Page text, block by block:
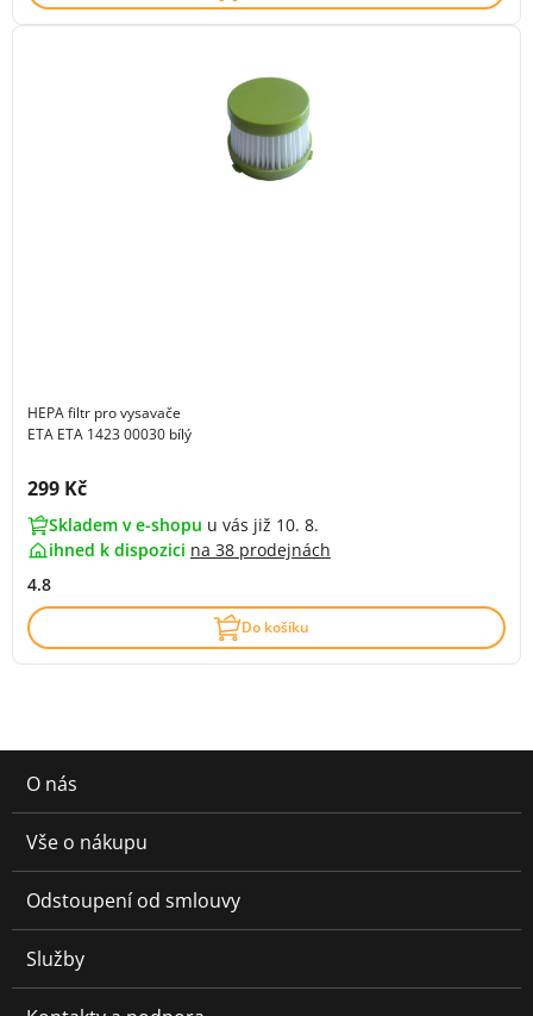
HEPA filtr pro vysavače
ETA ETA 1423 00030 bílý
Cena s DPH:
299 Kč
Skladem v e-shopu u vás již 10. 8.
ihned k dispozici na 38 prodejnách
4.8
Do košíku
O nás
Vše o nákupu
Odstoupení od smlouvy
Služby